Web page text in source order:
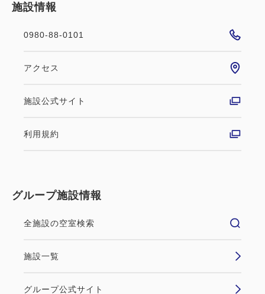
施設情報
0980-88-0101
アクセス
施設公式サイト
利用規約
グループ施設情報
全施設の空室検索
施設一覧
グループ公式サイト